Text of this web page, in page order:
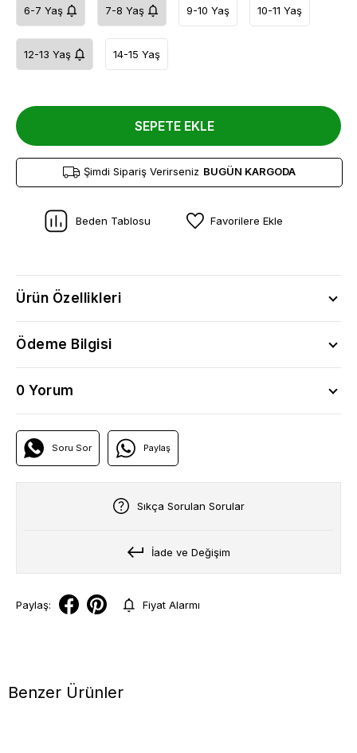
6-7 Yaş 7-8 Yaş 9-10 Yaş 10-11 Yaş
12-13 Yaş 14-15 Yaş
SEPETE EKLE
Şimdi Sipariş Verirseniz BUGÜN KARGODA
Beden Tablosu Favorilere Ekle
Ürün Özellikleri
Ödeme Bilgisi
0 Yorum
Soru Sor Paylaş
Sıkça Sorulan Sorular
İade ve Değişim
Paylaş: Fiyat Alarmı
Benzer Ürünler